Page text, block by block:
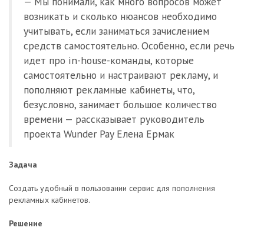
возникать и сколько нюансов необходимо
учитывать, если заниматься зачислением
средств самостоятельно. Особенно, если речь
идет про in-house-команды, которые
самостоятельно и настраивают рекламу, и
пополняют рекламные кабинеты, что,
безусловно, занимает большое количество
времени — рассказывает руководитель
проекта Wunder Pay Елена Ермак
Задача
Создать удобный в пользовании сервис для пополнения
рекламных кабинетов.
Решение